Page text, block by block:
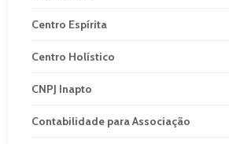
Centro Espírita
Centro Holístico
CNPJ Inapto
Contabilidade para Associação